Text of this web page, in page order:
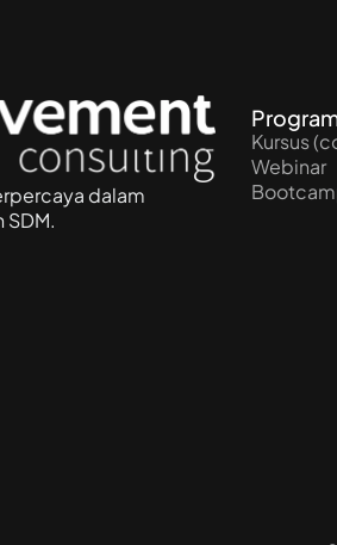
dalam
Kursus
Webinar